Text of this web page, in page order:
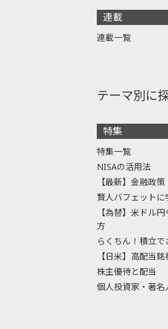
連載
連載一覧
テーマ別に
特集
特集一覧
NISAの活用法
【最新】金融政
賢人バフェットに
【為替】米ドル
方
らくちん！積立
【日米】高配当
株主優待と配当
個人投資家・著